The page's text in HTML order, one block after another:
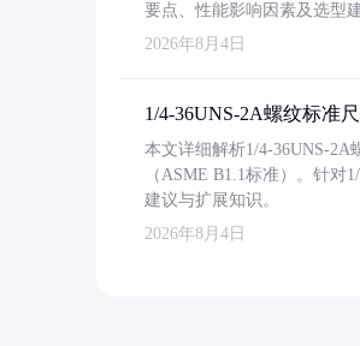
要点、性能影响因素及选型
2026年8月4日
1/4-36UNS-2A螺纹标准
本文详细解析1/4-36UNS-
（ASME B1.1标准）。针
建议与扩展知识。
2026年8月4日